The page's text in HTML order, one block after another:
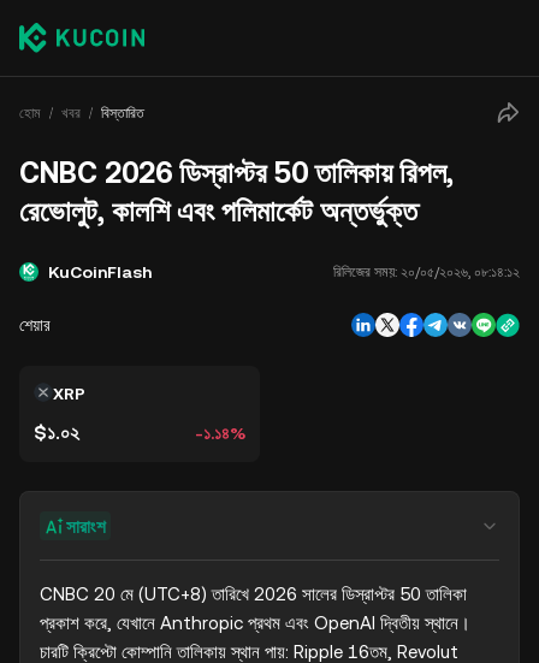
হোম খবর বিস্তারিত
CNBC 2026 ডিস্রাপ্টর 50 তালিকায় রিপল,
রেভোলুট, কালশি এবং পলিমার্কেট অন্তর্ভুক্ত
KuCoinFlash রিলিজের সময়: ২০/০৫/২০২৬, ০৮:১৪:১২
শেয়ার
XRP
$১.০২ -১.১৪%
সারাংশ
CNBC 20 মে (UTC+8) তারিখে 2026 সালের ডিস্রাপ্টর 50 তালিকা
প্রকাশ করে, যেখানে Anthropic প্রথম এবং OpenAI দ্বিতীয় স্থানে।
চারটি ক্রিপ্টো কোম্পানি তালিকায় স্থান পায়: Ripple 16তম, Revolut